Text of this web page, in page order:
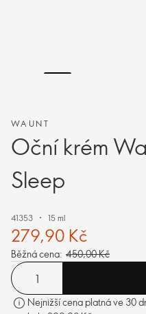
WAUNT
Oční krém
Sleep
41353 15 ml
279,90 Kč
Běžná cena: 450,00 Kč
Nejnižší cena platná ve 30